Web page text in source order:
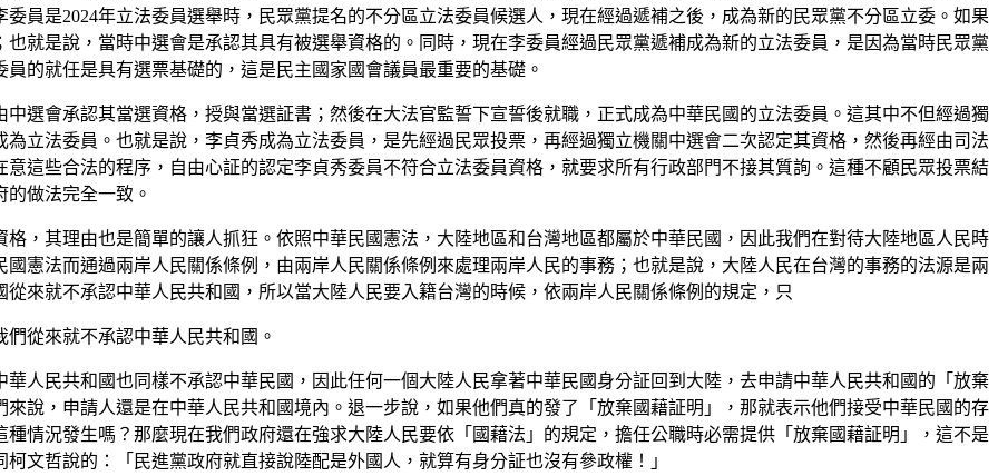
員是2024年立法委員選舉時，民眾黨提名的不分區立法委員候選人，現在經過遞補之後，成為新的民眾黨不分區立委。如果
就是說，當時中選會是承認其具有被選舉資格的。同時，現在李委員經過民眾黨遞補成為新的立法委員，是因為當時民眾黨
的就任是具有選票基礎的，這是民主國家國會議員最重要的基礎。
選會承認其當選資格，授與當選証書；然後在大法官監誓下宣誓後就職，正式成為中華民國的立法委員。這其中不但經過獨
立法委員。也就是說，李貞秀成為立法委員，是先經過民眾投票，再經過獨立機關中選會二次認定其資格，然後再經由司法
這些合法的程序，自由心証的認定李貞秀委員不符合立法委員資格，就要求所有行政部門不接其質詢。這種不顧民眾投票結
做法完全一致。
，其理由也是簡單的讓人抓狂。依照中華民國憲法，大陸地區和台灣地區都屬於中華民國，因此我們在對待大陸地區人民時
憲法而通過兩岸人民關係條例，由兩岸人民關係條例來處理兩岸人民的事務；也就是說，大陸人民在台灣的事務的法源是兩
來就不承認中華人民共和國，所以當大陸人民要入籍台灣的時候，依兩岸人民關係條例的規定，只
從來就不承認中華人民共和國。
人民共和國也同樣不承認中華民國，因此任何一個大陸人民拿著中華民國身分証回到大陸，去申請中華人民共和國的「放棄
說，申請人還是在中華人民共和國境內。退一步說，如果他們真的發了「放棄國藉証明」，那就表示他們接受中華民國的存
情況發生嗎？那麼現在我們政府還在強求大陸人民要依「國藉法」的規定，擔任公職時必需提供「放棄國藉証明」，這不是
文哲說的：「民進黨政府就直接說陸配是外國人，就算有身分証也沒有參政權！」